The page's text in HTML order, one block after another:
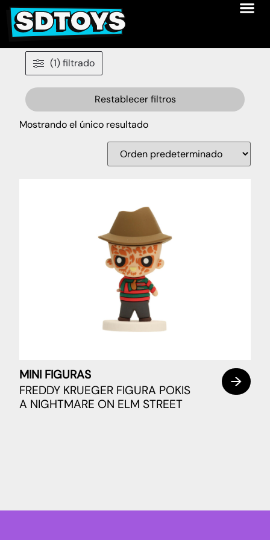
(1) filtrado
Restablecer filtros
Mostrando el único resultado
MINI FIGURAS
FREDDY KRUEGER FIGURA POKIS
A NIGHTMARE ON ELM STREET